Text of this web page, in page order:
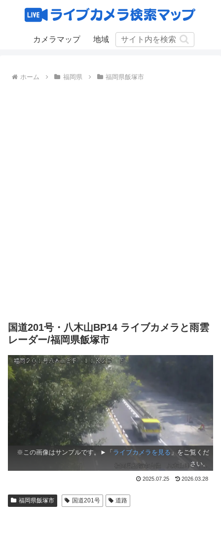
カメラマップ 地域
ホーム 福岡県 福岡県飯塚市
国道201号・八木山BP14 ライブカメラと雨雲
レーダー/福岡県飯塚市
※この画像はサンプルです。►「 ライブカメラを見る 」をご覧くだ
さい。
2025.07.25 2026.03.28
福岡県飯塚市 国道201号 道路